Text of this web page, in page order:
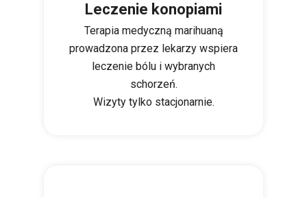
Leczenie konopiami
Terapia medyczną marihuaną
prowadzona przez lekarzy wspiera
leczenie bólu i wybranych
schorzeń.
Wizyty tylko stacjonarnie.